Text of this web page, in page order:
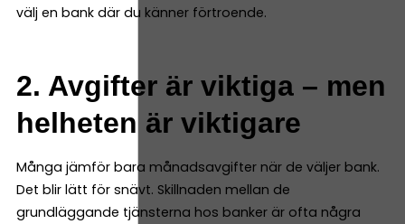
välj en bank där du känner förtroende.
2. Avgifter är viktiga – men
helheten är viktigare
Många jämför bara månadsavgifter när de väljer bank.
Det blir lätt för snävt. Skillnaden mellan de
grundläggande tjänsterna hos banker är ofta några